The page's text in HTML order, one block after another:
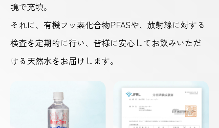
境で充填。
それに、有機フッ素化合物PFASや、放射線に対する
検査を定期的に行い、皆様に安心してお飲みいただ
ける天然水をお届けします。